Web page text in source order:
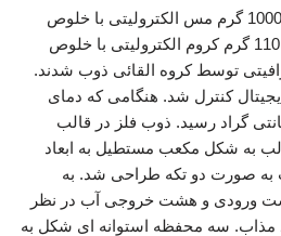
برای تهیه آلیاژ مس – کروم، 1000 گرم مس الکترولیتی با خلوص
99/99 درصد وزنی. به همراه 110 گرم کروم الکترولیتی با خلوص
گرافیتی توسط کروه القائی ذوب شدند.
کنترل شد. هنگامی که دمای
1650 درجه سانتی گراد رسید. ذوب فلز در قالب
به شکل مکعب مستطیل به ابعاد
مکعب به صورت دو تکه طراحی شد. به
ورودی و هشت خروجی آب در نظر
سه محفظه استوانه ای شکل به